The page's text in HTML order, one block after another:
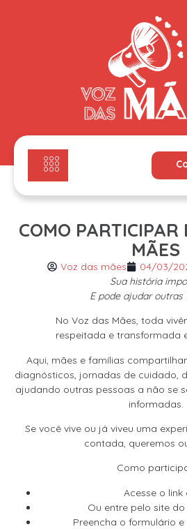
COMO
MÃES
Voz das mães 04/03/
Sua história
E pode ajudar outras
No Voz das Mães, toda
respeitada e transformada
Aqui, mães e famílias
diagnósticos, jornadas de cuidado,
ajudando outras pessoas a não se
informadas.
Se você vive ou já viveu uma
contada, queremos
Como
Acesse o link
Ou entre pelo site
Preencha o formulário